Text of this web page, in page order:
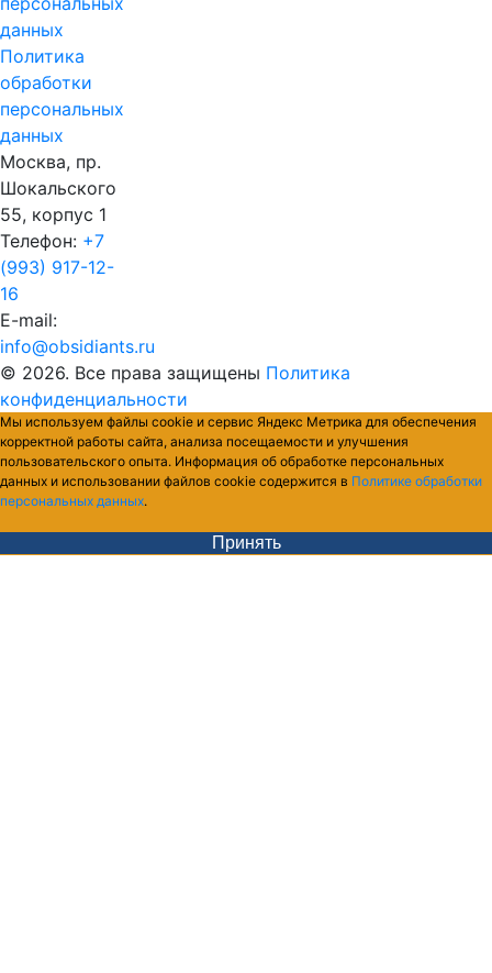
данных
Политика
обработки
персональных
данных
Москва, пр.
Шокальского
55, корпус 1
Телефон: +7
(993) 917-12-
16
E-mail:
info@obsidiants.ru
© 2026. Все права защищены Политика
конфиденциальности
Мы используем файлы cookie и сервис Яндекс Метрика для обеспечения
корректной работы сайта, анализа посещаемости и улучшения
пользовательского опыта. Информация об обработке персональных
данных и использовании файлов cookie содержится в Политике обработки
персональных данных.
Принять